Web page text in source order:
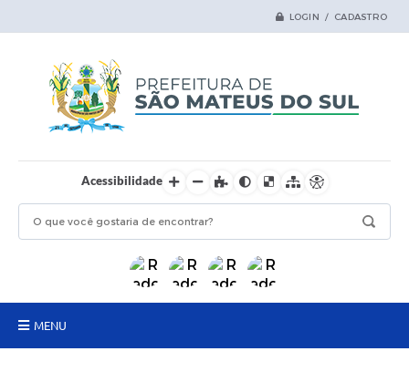
LOGIN / CADASTRO
Acessibilidade
MENU